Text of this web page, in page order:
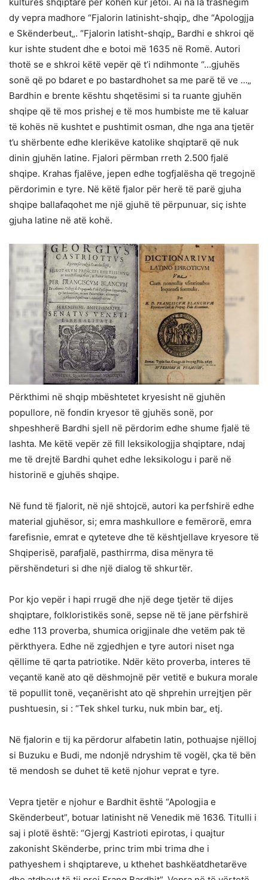
dy vepra madhore “Fjalorin latinisht-shqip„ dhe “Apologjja
e Skënderbeut„. “Fjalorin latisht-shqip„ Bardhi e shkroi që
kur ishte student dhe e botoi më 1635 në Romë. Autori
thotë se e shkroi këtë vepër që t’i ndihmonte “…gjuhës
sonë që po bdaret e po bastardhohet sa me parë të ve …„
Bardhin e brente kështu shqetësimi si ta ruante gjuhën
shqipe që të mos prishej e të mos humbiste me të kaluar
të kohës në kushtet e pushtimit osman, dhe nga ana tjetër
t’u shërbente edhe klerikëve katolike shqiptarë që nuk
dinin gjuhën latine. Fjalori përmban rreth 2.500 fjalë
shqipe. Krahas fjalëve, jepen edhe togfjalësha që tregojnë
përdorimin e tyre. Në këtë fjalor për herë të parë gjuha
shqipe ballafaqohet me një gjuhë të përpunuar, siç ishte
gjuha latine në atë kohë.
Përkthimi në shqip mbështetet kryesisht në gjuhën
popullore, në fondin kryesor të gjuhës sonë, por
shpeshherë Bardhi sjell në përdorim edhe shume fjalë të
lashta. Me këtë vepër zë fill leksikologjja shqiptare, ndaj
me të drejtë Bardhi quhet edhe leksikologu i parë në
historinë e gjuhës shqipe.
Në fund të fjalorit, në një shtojcë, autori ka perfshirë edhe
material gjuhësor, si; emra mashkullore e femërorë, emra
farefisnie, emrat e qyteteve dhe të kështjellave kryesore të
Shqiperisë, parafjalë, pasthirrma, disa mënyra të
përshëndeturi si dhe një dialog të shkurtër.
Por kjo vepër i hapi rrugë dhe një dege tjetër të dijes
shqiptare, folkloristikës sonë, sepse në të jane përfshirë
edhe 113 proverba, shumica origjinale dhe vetëm pak të
përkthyera. Edhe në zgjedhjen e tyre autori niset nga
qëllime të qarta patriotike. Ndër këto proverba, interes të
veçantë kanë ato që dëshmojnë për vetitë e bukura morale
të popullit tonë, veçanërisht ato që shprehin urrejtjen për
pushtuesin, si : “Tek shkel turku, nuk mbin bar„ etj.
Në fjalorin e tij ka përdorur alfabetin latin, pothuajse njëlloj
si Buzuku e Budi, me ndonjë ndryshim të vogël, çka të bën
të mendosh se duhet të ketë njohur veprat e tyre.
Vepra tjetër e njohur e Bardhit është “Apologjia e
Skënderbeut”, botuar latinisht në Venedik më 1636. Titulli i
saj i plotë është: “Gjergj Kastrioti epirotas, i quajtur
zakonisht Skënderbe, princ trim mbi trima dhe i
pathyeshem i shqiptareve, u kthehet bashkëatdhetarëve